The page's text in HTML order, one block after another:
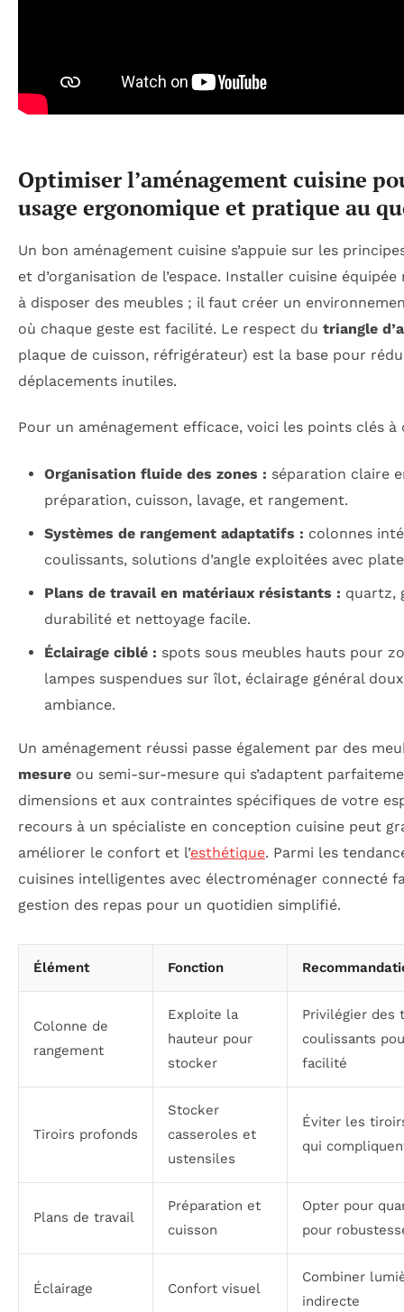
Optimiser l’aménagement cuisine
usage ergonomique et pratique au
Un bon aménagement cuisine s’appuie sur les
et d’organisation de l’espace. Installer cuisine
à disposer des meubles ; il faut créer un
où chaque geste est facilité. Le respect du triangle
plaque de cuisson, réfrigérateur) est la base pour
déplacements inutiles.
Pour un aménagement efficace, voici les points clés à
Organisation fluide des zones : séparation claire
préparation, cuisson, lavage, et rangement.
Systèmes de rangement adaptatifs : colonnes
coulissants, solutions d’angle exploitées avec
Plans de travail en matériaux résistants : quartz,
durabilité et nettoyage facile.
Éclairage ciblé : spots sous meubles hauts pour
lampes suspendues sur îlot, éclairage général
ambiance.
Un aménagement réussi passe également par des
mesure ou semi-sur-mesure qui s’adaptent
dimensions et aux contraintes spécifiques de votre
recours à un spécialiste en conception cuisine peut
améliorer le confort et l’esthétique. Parmi les
cuisines intelligentes avec électroménager connecté
gestion des repas pour un quotidien simplifié.
Élément Fonction
Colonne de
rangement
Exploite la
hauteur pour
stocker
Privilégier des
coulissants
facilité
Tiroirs profonds
Stocker
casseroles et
ustensiles
Éviter les
qui
Plans de travail
Préparation et
cuisson
Opter pour
pour
Éclairage Confort visuel
Combiner
indirecte